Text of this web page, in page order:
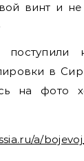
винт и
поступили
в
на фото
a/